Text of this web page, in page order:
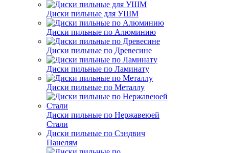
Диски пильные для УШМ
Диски пильные по Алюминию
Диски пильные по Древесине
Диски пильные по Ламинату
Диски пильные по Металлу
Диски пильные по Нержавеюей
Стали
Диски пильные по Сэндвич
Панелям